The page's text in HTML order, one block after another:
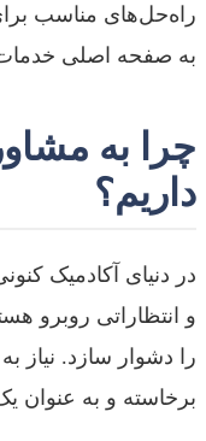
راه‌حل‌های مناسب
به صفحه اصلی خدمات
چرا به
داریم؟
در دنیای آکادمیک
و انتظاراتی روبرو
را دشوار سازد. نیاز
برخاسته و به عنوان